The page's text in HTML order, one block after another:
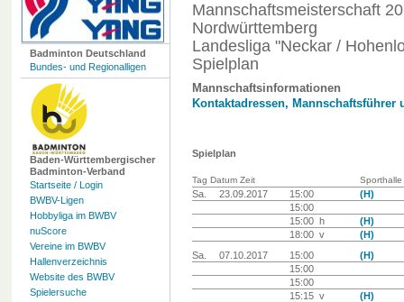
Badminton Deutschland
Bundes- und Regionalligen
Baden-Württembergischer
Badminton-Verband
Startseite / Login
BWBV-Ligen
Hobbyliga im BWBV
nuScore
Vereine im BWBV
Hallenverzeichnis
Website des BWBV
Spielersuche
Mannschaftsmeisterschaft
Nordwürttemberg
Landesliga "Neckar /
Spielplan
Mannschaftsinformationen
Kontaktadressen, Mannschaftsführer
Spielplan
Tag Datum Zeit Sporthalle
Sa. 23.09.2017 15:00
(H)
15:00
15:00 h
(H)
18:00 v
(H)
Sa.
07.10.2017 15:00
(H)
15:00
15:00
15:15 v
(H)